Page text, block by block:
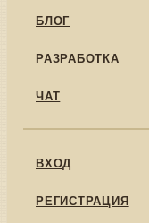
БЛОГ
РАЗРАБОТКА
ЧАТ
ВХОД
РЕГИСТРАЦИЯ